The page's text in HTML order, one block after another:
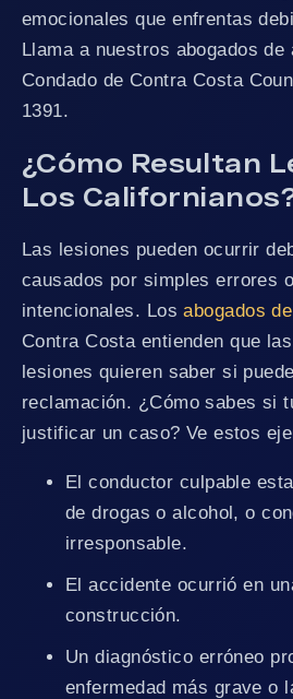
emocionales que enfrentas
Llama a nuestros abogados de
Condado de Contra Costa
1391.
¿Cómo Resultan
Los
Las lesiones pueden ocurrir
causados por simples errores
intencionales. Losabogados
Contra Costa entienden que
lesiones quieren saber si
reclamación. ¿Cómo sabes si
justificar un caso? Ve estos
El conductor culpable estaba bajo los efectos
de drogas o alcohol, o
irresponsable.
El accidente ocurrió en una obra en
construcción.
Un diagnóstico erróneo provocó una
enfermedad más grave o